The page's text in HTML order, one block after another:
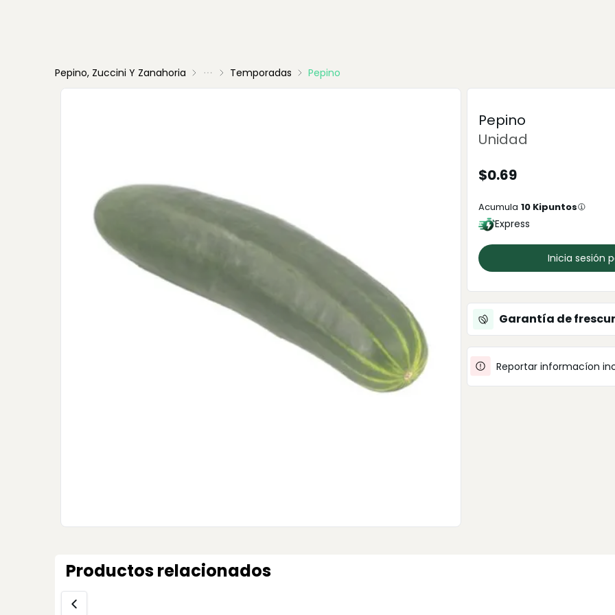
Pepino, Zuccini Y Zanahoria Temporadas Pepino
Pepino
Unidad
$0.69
Acumula 10 Kipuntos
Express
Inicia sesión
Garantía de
Reportar informacíon
Productos relacionados